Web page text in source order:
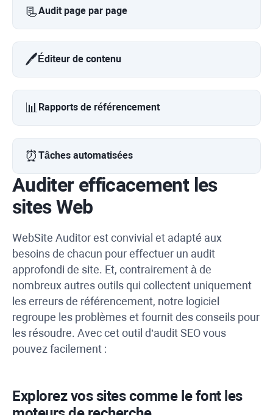
📃Audit page par page
🖊️Éditeur de contenu
📊 Rapports de référencement
⏰ Tâches automatisées
Auditer efficacement les
sites Web
WebSite Auditorest convivial et adapté aux
besoins de chacun pour effectuer un audit
approfondi de site. Et, contrairement à de
nombreux autres outils qui collectent uniquement
les erreurs de référencement, notre logiciel
regroupe les problèmes et fournit des conseils pour
les résoudre. Avec cet outil d’audit SEO vous
pouvez facilement :
Explorez vos sites comme le font les